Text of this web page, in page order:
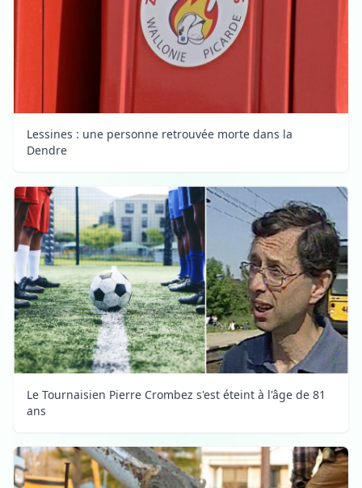
Lessines : une personne retrouvée morte dans la
Dendre
Le Tournaisien Pierre Crombez s'est éteint à l'âge de 81
ans